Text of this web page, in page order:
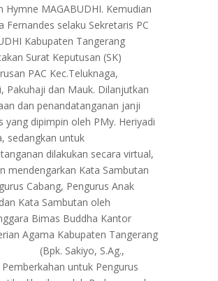
Hymne MAGABUDHI. Kemudian
Fernandes selaku Sekretaris PC
Kabupaten Tangerang
Surat Keputusan (SK)
PAC Kec.Teluknaga,
Pakuhaji dan Mauk. Dilanjutkan
dan penandatanganan janji
yang dipimpin oleh PMy. Heriyadi
sedangkan untuk
dilakukan secara virtual,
mendengarkan Kata Sambutan
Cabang, Pengurus Anak
Kata Sambutan oleh
Bimas Buddha Kantor
Agama Kabupaten Tangerang
Sakiyo, S.Ag.,
untuk Pengurus